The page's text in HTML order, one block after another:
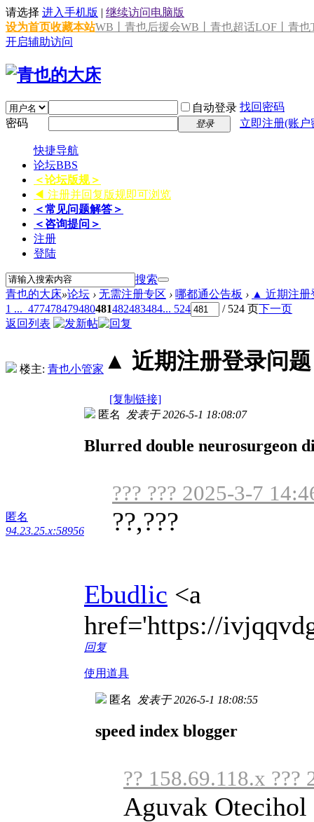
请选择 进入手机版 | 继续访问电脑版
设为首页收藏本站WB丨青也后援会WB丨青也超话LOF丨青也
开启辅助访问
自动登录 找回密码
密码
登录 立即注册(账
快捷导航
论坛BBS
＜论坛版规＞
◀ 注册并回复版规即可浏览
＜常见问题解答＞
＜咨询提问＞
注册
登陆
搜索
青也的大床»论坛 › 无需注册专区 › 哪都通公告板 › ▲ 近期注册
1 ... 477478479480481482483484... 524 / 524 页下一页
返回列表
楼主: 青也小管家 ▲ 近期注册登录问题
[复制链接]
匿名
94.23.25.x:58956
匿名 发表于 2026-5-1 18:08:07
Blurred double neurosurgeon
??? ??? 2025-3-7
??,???
Ebudlic <a
href='https://
回复
使用道具
匿名 发表于 2026-5-1 18:08:55
speed index blogger
?? 158.69.118.x ???
Aguvak